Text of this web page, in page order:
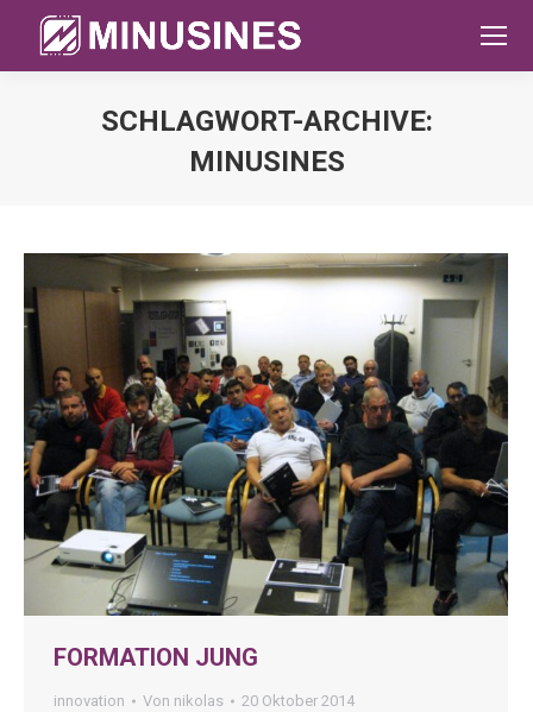
SCHLAGWORT-ARCHIVE:
MINUSINES
FORMATION JUNG
innovation Von nikolas 20 Oktober 2014